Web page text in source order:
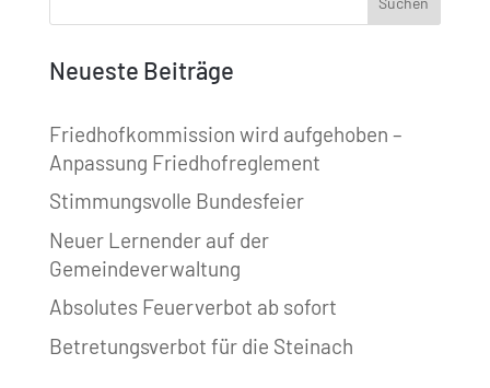
Neueste Beiträge
Friedhofkommission wird aufgehoben –
Anpassung Friedhofreglement
Stimmungsvolle Bundesfeier
Neuer Lernender auf der
Gemeindeverwaltung
Absolutes Feuerverbot ab sofort
Betretungsverbot für die Steinach